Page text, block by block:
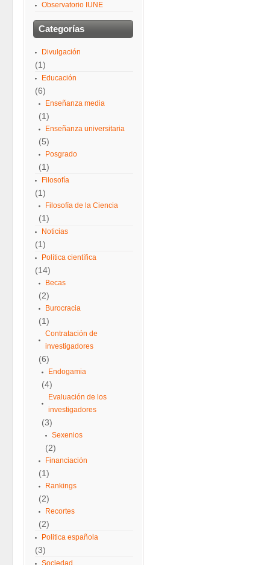
Observatorio IUNE
Categorías
Divulgación
(1)
Educación
(6)
Enseñanza media
(1)
Enseñanza universitaria
(5)
Posgrado
(1)
Filosofía
(1)
Filosofía de la Ciencia
(1)
Noticias
(1)
Política científica
(14)
Becas
(2)
Burocracia
(1)
Contratación de
investigadores
(6)
Endogamia
(4)
Evaluación de los
investigadores
(3)
Sexenios
(2)
Financiación
(1)
Rankings
(2)
Recortes
(2)
Politica española
(3)
Sociedad